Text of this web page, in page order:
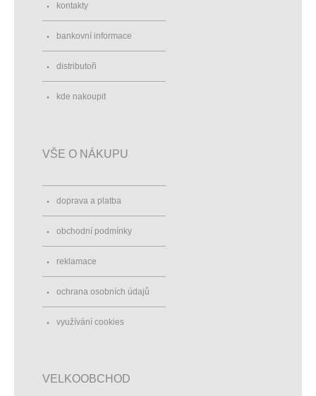
kontakty
bankovní informace
distributoři
kde nakoupit
VŠE O NÁKUPU
doprava a platba
obchodní podmínky
reklamace
ochrana osobních údajů
využívání cookies
VELKOOBCHOD